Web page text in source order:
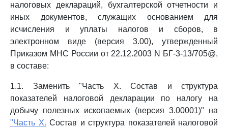
налоговых деклараций, бухгалтерской отчетности и
иных документов, служащих основанием для
исчисления и уплаты налогов и сборов, в
электронном виде (версия 3.00), утвержденный
Приказом МНС России от 22.12.2003 N БГ-3-13/705@,
в составе:
1.1. Заменить "Часть X. Состав и структура
показателей налоговой декларации по налогу на
добычу полезных ископаемых (версия 3.00001)" на
"Часть X. Состав и структура показателей налоговой